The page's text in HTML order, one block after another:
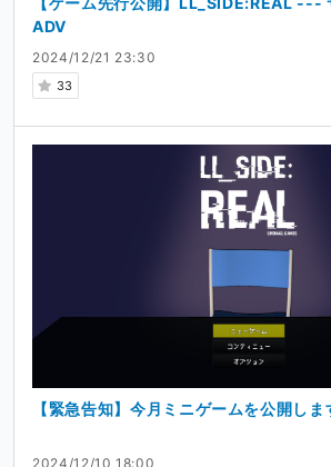
2024/12/21 23:30
33
ADV
2024/12/10 18:00
【緊急告知】今月ミニゲームを公開しま